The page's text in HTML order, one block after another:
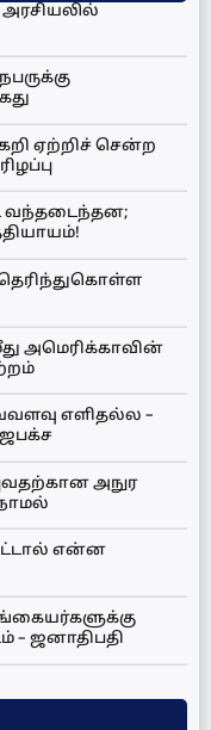
ஏற்றிச் சென்ற
வந்தடைந்தன;
அமெரிக்காவின்
எளிதல்ல –
அநுர
என்ன
– ஜனாதிபதி